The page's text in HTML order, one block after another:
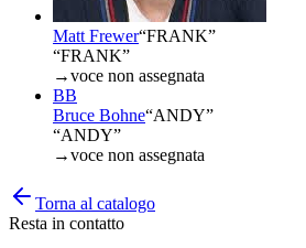
Matt Frewer“FRANK”
“FRANK”
→voce non assegnata
BB
Bruce Bohne“ANDY”
“ANDY”
→voce non assegnata
Torna al catalogo
Resta in contatto